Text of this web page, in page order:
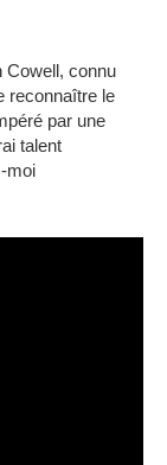
Cowell, connu
reconnaître le
par une
talent
moi